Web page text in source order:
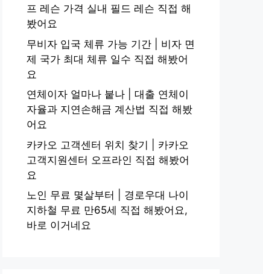
프 레슨 가격 실내 필드 레슨 직접 해
봤어요
무비자 입국 체류 가능 기간 | 비자 면
제 국가 최대 체류 일수 직접 해봤어
요
연체이자 얼마나 붙나 | 대출 연체이
자율과 지연손해금 계산법 직접 해봤
어요
카카오 고객센터 위치 찾기 | 카카오
고객지원센터 오프라인 직접 해봤어
요
노인 무료 몇살부터 | 경로우대 나이
지하철 무료 만65세 직접 해봤어요,
바로 이거네요